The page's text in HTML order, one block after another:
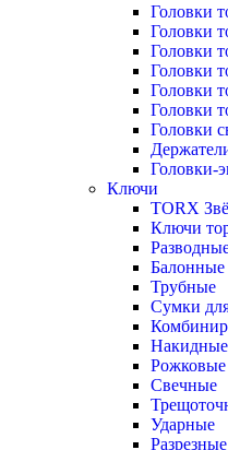
Головки
Головки
Головки
Головки
Головки
Головки
Головки
Головки-
Ключи
TORX
Ключи
Балонные
Трубные
Сумки
Свечные
Ударные